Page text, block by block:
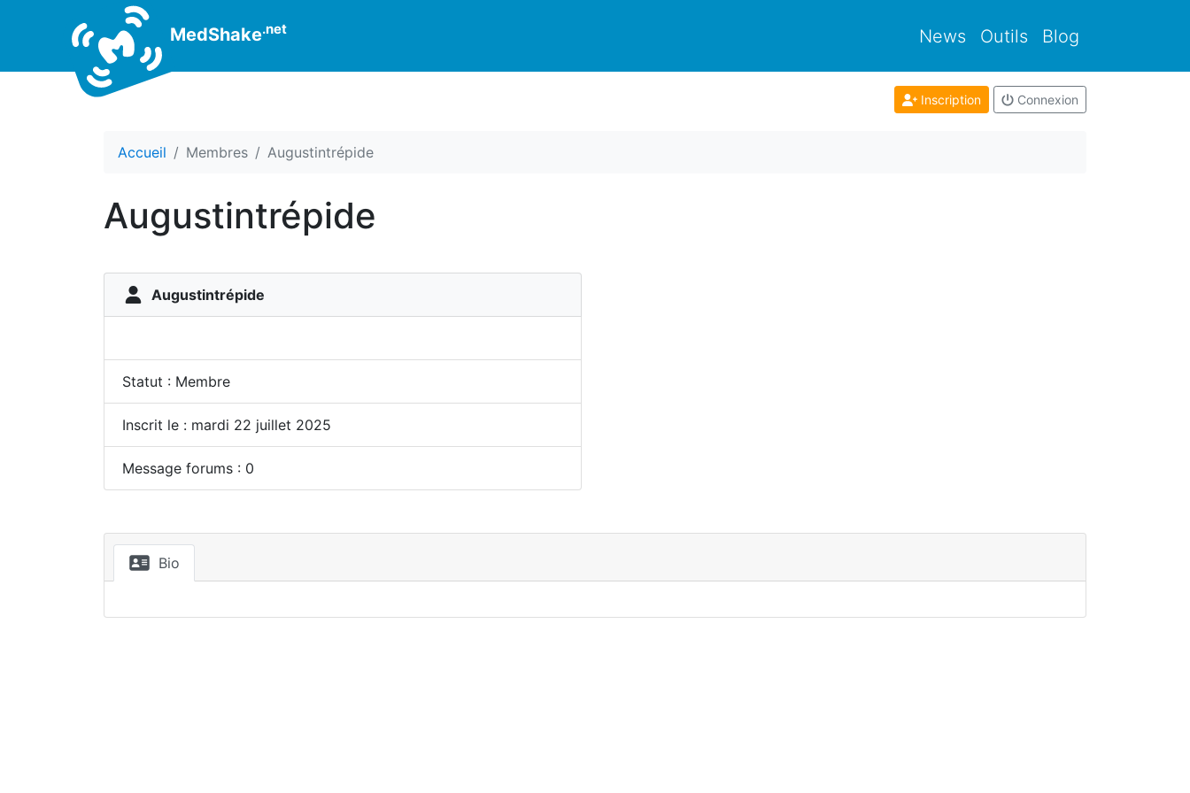
MedShake.net News Outils Blog
Inscription Connexion
Accueil Membres Augustintrépide
Augustintrépide
Augustintrépide
Statut : Membre
Inscrit le : mardi 22 juillet 2025
Message forums : 0
Bio